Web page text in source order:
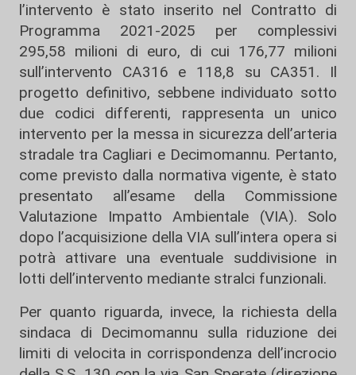
l’intervento è stato inserito nel Contratto di
Programma 2021-2025 per complessivi
295,58 milioni di euro, di cui 176,77 milioni
sull’intervento CA316 e 118,8 su CA351. Il
progetto definitivo, sebbene individuato sotto
due codici differenti, rappresenta un unico
intervento per la messa in sicurezza dell’arteria
stradale tra Cagliari e Decimomannu. Pertanto,
come previsto dalla normativa vigente, è stato
presentato all’esame della Commissione
Valutazione Impatto Ambientale (VIA). Solo
dopo l’acquisizione della VIA sull’intera opera si
potrà attivare una eventuale suddivisione in
lotti dell’intervento mediante stralci funzionali.
Per quanto riguarda, invece, la richiesta della
sindaca di Decimomannu sulla riduzione dei
limiti di velocita in corrispondenza dell’incrocio